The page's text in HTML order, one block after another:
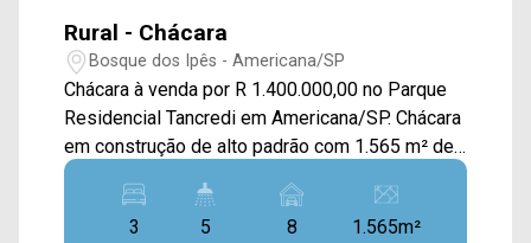
Rural - Chácara
Bosque dos Ipês - Americana/SP
Chácara à venda por R 1.400.000,00 no Parque
Residencial Tancredi em Americana/SP. Chácara
em construção de alto padrão com 1.565 m² de
terreno e 497m² de construção. A casa possui 3
dormitórios, sendo 2 suítes e uma suíte máster
com closet e sala intima, sala de jantar, tv, sala
3
5
8
1.565m²